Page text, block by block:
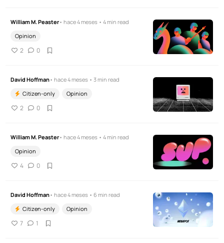
William M. Peaster• hace 4 meses • 4 min read
Opinion
2 0
David Hoffman• hace 4 meses • 3 min read
Citizen-only
Opinion
2 0
William M. Peaster• hace 4 meses • 4 min read
Opinion
4 0
David Hoffman• hace 4 meses • 6 min read
Citizen-only
Opinion
7 1